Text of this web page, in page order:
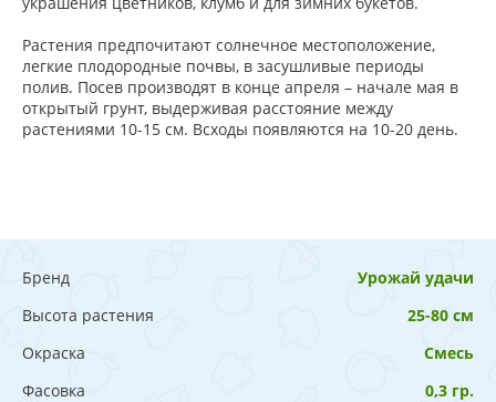
Растения предпочитают солнечное местоположение,
легкие плодородные почвы, в засушливые периоды
полив. Посев производят в конце апреля – начале мая в
открытый грунт, выдерживая расстояние между
растениями 10-15 см. Всходы появляются на 10-20 день.
Бренд
Урожай удачи
Высота растения
25-80 см
Окраска
Смесь
Фасовка
0,3 гр.